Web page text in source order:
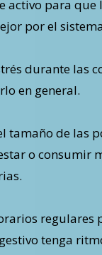
por el
en general.
o consumir
tenga